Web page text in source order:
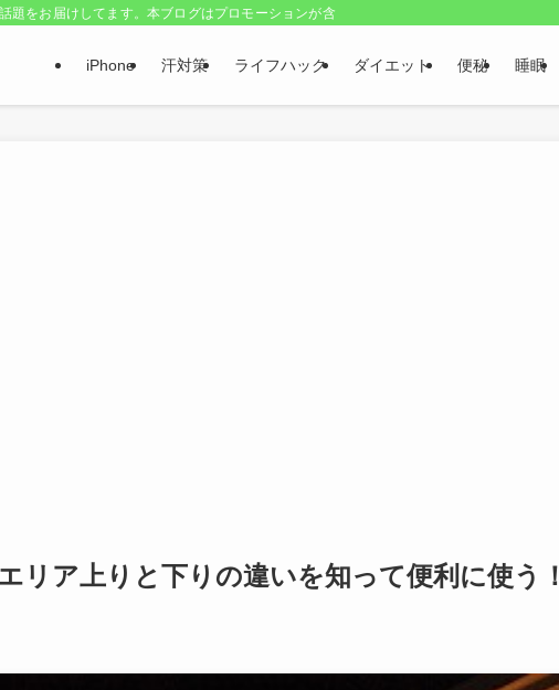
をお届けしてます。本ブログはプロモーションが含まれています
iPhone 汗対策 ライフハック ダイエット 便秘 睡眠
リア上りと下りの違いを知って便利に使う！